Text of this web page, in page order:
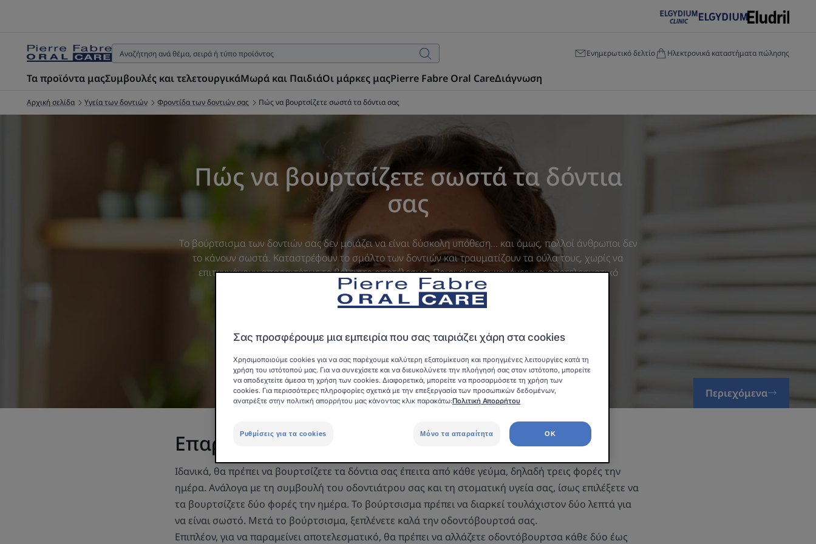
Ενημερωτικό δελτίο Ηλεκτρονικά καταστήματα πώλησης
Τα προϊόντα μαςΣυμβουλές και τελετουργικάΜωρά και ΠαιδιάΟι μάρκες μαςPierre Fabre Oral CareΔιάγνωση
Αρχική σελίδα Υγεία των δοντιών Φροντίδα των δοντιών σας Πώς να βουρτσίζετε σωστά τα δόντια σας
Πώς να βουρτσίζετε σωστά τα δόντια
σας
Το βούρτσισμα των δοντιών σας δεν μοιάζει να είναι δύσκολη υπόθεση... και όμως, πολλοί άνθρωποι δεν
το κάνουν σωστά. Καταστρέφουν το σμάλτο των δοντιών και τραυματίζουν τα ούλα τους, χωρίς να
επιτυγχάνουν απαραιτήτως το βέλτιστο αποτέλεσμα. Ποιοι είναι οι κανόνες για αποτελεσματικό
βούρτσισμα;
Περιεχόμενα
Επαρκής συχνότητα βουρτσίσματος
Ιδανικά, θα πρέπει να βουρτσίζετε τα δόντια σας έπειτα από κάθε γεύμα, δηλαδή τρεις φορές την
ημέρα. Ανάλογα με τη συμβουλή του οδοντιάτρου σας και τη στοματική υγεία σας, ίσως επιλέξετε να
τα βουρτσίζετε δύο φορές την ημέρα. Το βούρτσισμα πρέπει να διαρκεί τουλάχιστον δύο λεπτά για
να είναι σωστό. Μετά το βούρτσισμα, ξεπλένετε καλά την οδοντόβουρτσά σας.
Επιπλέον, για να παραμείνει αποτελεσματικό, θα πρέπει να αλλάζετε οδοντόβουρτσα κάθε δύο έως
Σας προσφέρουμε μια εμπειρία που σας ταιριάζει χάρη στα cookies
Χρησιμοποιούμε cookies για να σας παρέχουμε καλύτερη εξατομίκευση και προηγμένες λειτουργίες κατά τη
χρήση του ιστότοπού μας. Για να συνεχίσετε και να διευκολύνετε την πλοήγησή σας στον ιστότοπο, μπορείτε
να αποδεχτείτε άμεσα τη χρήση των cookies. Διαφορετικά, μπορείτε να προσαρμόσετε τη χρήση των
cookies. Για περισσότερες πληροφορίες σχετικά με την επεξεργασία των προσωπικών δεδομένων,
ανατρέξτε στην πολιτική απορρήτου μας κάνοντας κλικ παρακάτω:Πολιτική Απορρήτου
Ρυθμίσεις για τα cookies Μόνο τα απαραίτητα OK